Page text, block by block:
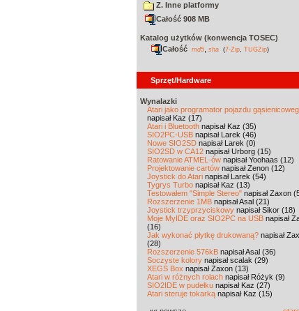
Z. Inne platformy
Całość 908 MB
Katalog użytków (konwencja TOSEC)
Całość md5 sha (7-Zip TUGZip)
Sprzęt/Hardware
Wynalazki
Atari jako programator pojazdu
napisał Kaz (17)
Atari i Bluetooth napisał Kaz (35)
SIO2PC-USB napisał Larek (46)
Nowe SIO2SD napisał Larek (0)
SIO2SD w CA12 napisał Urborg (15)
Ratowanie ATMEL-ów napisał Yoohaas (12)
Projektowanie cartów napisał Zenon (12)
Joystick do Atari napisał Larek (54)
Tygrys Turbo napisał Kaz (13)
Testowałem "Simple Stereo" napisał Zaxon
Rozszerzenie 1MB napisał Asal (21)
Joystick trzyprzyciskowy napisał Sikor (18)
Moje MyIDE oraz SIO2PC na USB napisał
(16)
Jak wykonać płytkę drukowaną? napisał
(28)
Rozszerzenie 576kB napisał Asal (36)
Soczyste kolory napisał scalak (29)
XEGS Box napisał Zaxon (13)
Atari w różnych rolach napisał Różyk (9)
SIO2IDE w pudełku napisał Kaz (27)
Atari steruje tokarką napisał Kaz (15)